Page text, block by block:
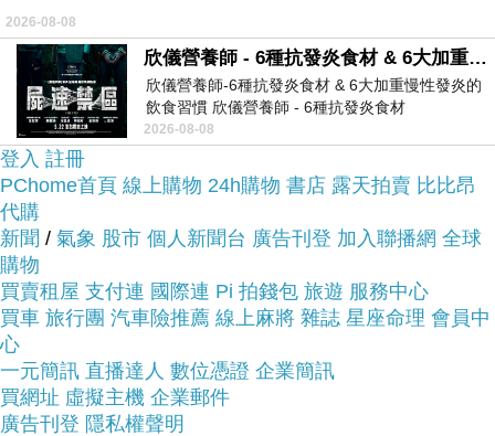
服務這麼優，當然在網路購物最好啦~~你一定要來
看看【TODS】全皮拉鍊肩斜背花朵包(灰)~~
商品網址:
2026-08-08
欣儀營養師 - 6種抗發炎食材 & 6大加重慢性發炎的飲食習慣
欣儀營養師-6種抗發炎食材 & 6大加重慢性發炎的
飲食習慣 欣儀營養師 - 6種抗發炎食材
https://www.facebook.com/photo/?fbid=147
2026-08-08
登入 註冊
PChome首頁 線上購物 24h購物 書店 露天拍賣 比比昂
代購
新聞 / 氣象 股市 個人新聞台 廣告刊登 加入聯播網 全球
購物
買賣租屋 支付連 國際連 Pi 拍錢包 旅遊 服務中心
買車 旅行團 汽車險推薦 線上麻將 雜誌 星座命理 會員中
心
一元簡訊 直播達人 數位憑證 企業簡訊
買網址 虛擬主機 企業郵件
廣告刊登 隱私權聲明